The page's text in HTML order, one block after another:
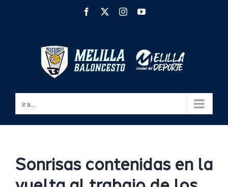
Facebook InstagramYouTube
Ir a...
Sonrisas contenidas en la